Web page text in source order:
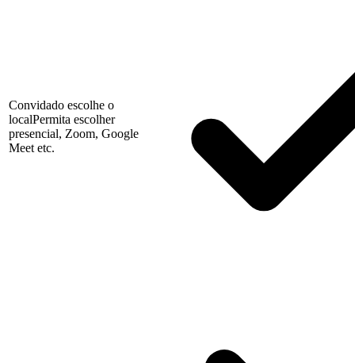
Convidado escolhe o
localPermita escolher
presencial, Zoom, Google
Meet etc.